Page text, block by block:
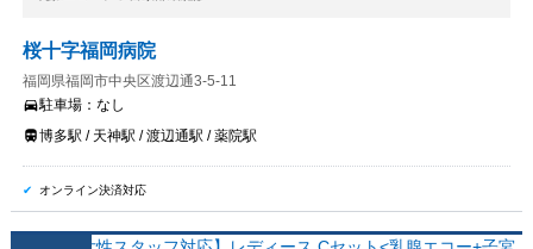
桜十字福岡病院
福岡県福岡市中央区渡辺通3-5-11
駐車場： なし
博多駅 / 天神駅 / 渡辺通駅 / 薬院駅
オンライン決済対応